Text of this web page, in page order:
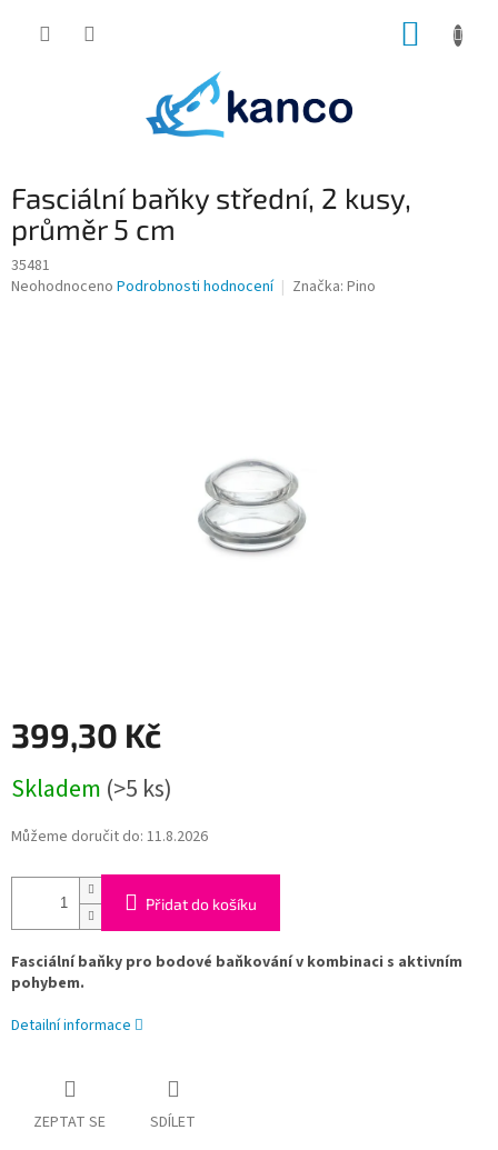
Fasciální baňky střední, 2 kusy,
průměr 5 cm
35481
Průměrné
Neohodnoceno Podrobnosti hodnocení Značka: Pino
399,30 Kč
cena:
Skladem (>5 ks)
Můžeme doručit do: 11.8.2026
Přidat do košíku
Fasciální baňky pro bodové baňkování v kombinaci s aktivním
pohybem.
Detailní informace
ZEPTAT SE SDÍLET